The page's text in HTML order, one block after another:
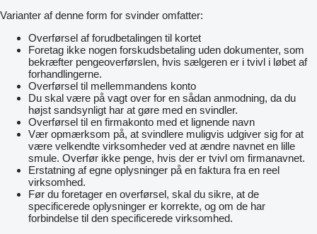
Varianter af denne form for svinder omfatter:
Overførsel af forudbetalingen til kortet
Foretag ikke nogen forskudsbetaling uden dokumenter, som
bekræfter pengeoverførslen, hvis sælgeren er i tvivl i løbet af
forhandlingerne.
Overførsel til mellemmandens konto
Du skal være på vagt over for en sådan anmodning, da du
højst sandsynligt har at gøre med en svindler.
Overførsel til en firmakonto med et lignende navn
Vær opmærksom på, at svindlere muligvis udgiver sig for at
være velkendte virksomheder ved at ændre navnet en lille
smule. Overfør ikke penge, hvis der er tvivl om firmanavnet.
Erstatning af egne oplysninger på en faktura fra en reel
virksomhed.
Før du foretager en overførsel, skal du sikre, at de
specificerede oplysninger er korrekte, og om de har
forbindelse til den specificerede virksomhed.